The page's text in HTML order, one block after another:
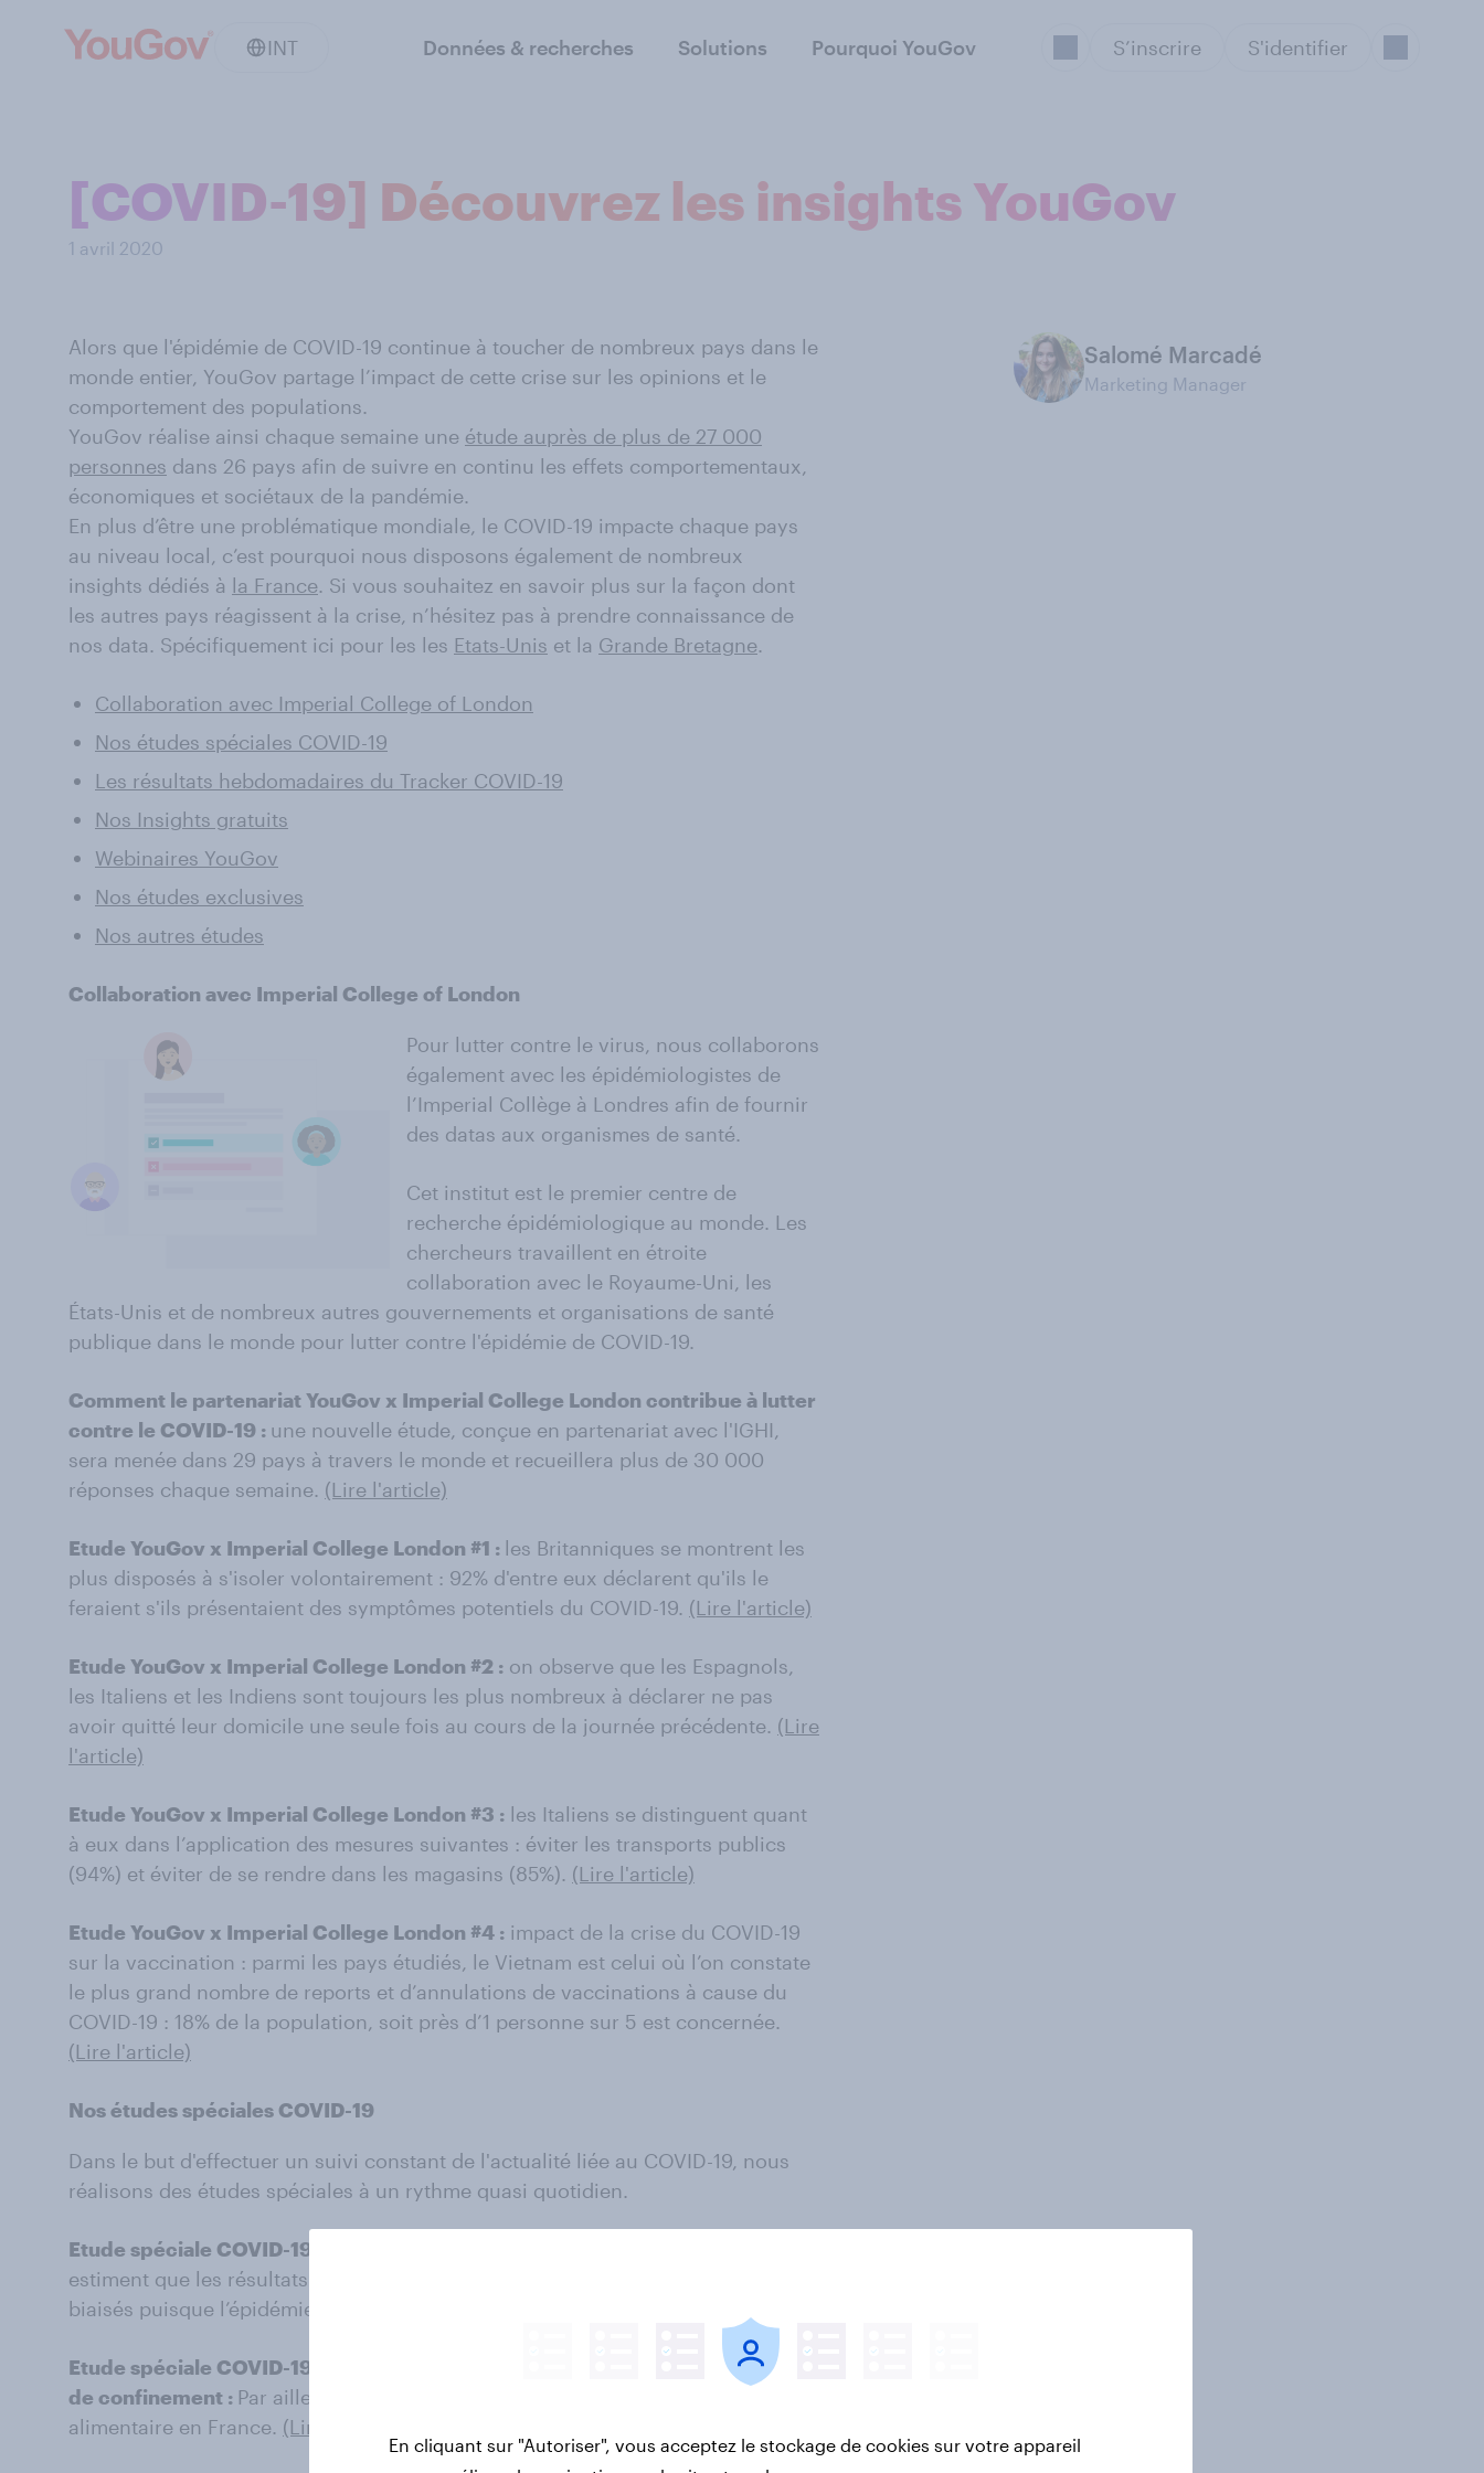
INT Données & recherches Solutions Pourquoi YouGov S’inscrire S'identifier
[COVID-19] Découvrez les insights YouGov
1 avril 2020
Alors que l'épidémie de COVID-19 continue à toucher de nombreux pays dans le
monde entier, YouGov partage l’impact de cette crise sur les opinions et le
comportement des populations.
YouGov réalise ainsi chaque semaine une étude auprès de plus de 27 000
personnes dans 26 pays afin de suivre en continu les effets comportementaux,
économiques et sociétaux de la pandémie.
En plus d’être une problématique mondiale, le COVID-19 impacte chaque pays
au niveau local, c’est pourquoi nous disposons également de nombreux
insights dédiés à la France. Si vous souhaitez en savoir plus sur la façon dont
les autres pays réagissent à la crise, n’hésitez pas à prendre connaissance de
nos data. Spécifiquement ici pour les les Etats-Unis et la Grande Bretagne.
Collaboration avec Imperial College of London
Nos études spéciales COVID-19
Les résultats hebdomadaires du Tracker COVID-19
Nos Insights gratuits
Webinaires YouGov
Nos études exclusives
Nos autres études
Collaboration avec Imperial College of London
Pour lutter contre le virus, nous collaborons
également avec les épidémiologistes de
l’Imperial Collège à Londres afin de fournir
des datas aux organismes de santé.
Cet institut est le premier centre de
recherche épidémiologique au monde. Les
chercheurs travaillent en étroite
collaboration avec le Royaume-Uni, les
États-Unis et de nombreux autres gouvernements et organisations de santé
publique dans le monde pour lutter contre l'épidémie de COVID-19.
Comment le partenariat YouGov x Imperial College London contribue à lutter
contre le COVID-19 : une nouvelle étude, conçue en partenariat avec l'IGHI,
sera menée dans 29 pays à travers le monde et recueillera plus de 30 000
réponses chaque semaine. (Lire l'article)
Etude YouGov x Imperial College London #1 : les Britanniques se montrent les
plus disposés à s'isoler volontairement : 92% d'entre eux déclarent qu'ils le
feraient s'ils présentaient des symptômes potentiels du COVID-19. (Lire l'article)
Etude YouGov x Imperial College London #2 : on observe que les Espagnols,
les Italiens et les Indiens sont toujours les plus nombreux à déclarer ne pas
avoir quitté leur domicile une seule fois au cours de la journée précédente. (Lire
l'article)
Etude YouGov x Imperial College London #3 : les Italiens se distinguent quant
à eux dans l’application des mesures suivantes : éviter les transports publics
(94%) et éviter de se rendre dans les magasins (85%). (Lire l'article)
Etude YouGov x Imperial College London #4 : impact de la crise du COVID-19
sur la vaccination : parmi les pays étudiés, le Vietnam est celui où l’on constate
le plus grand nombre de reports et d’annulations de vaccinations à cause du
COVID-19 : 18% de la population, soit près d’1 personne sur 5 est concernée.
(Lire l'article)
Nos études spéciales COVID-19
Dans le but d'effectuer un suivi constant de l'actualité liée au COVID-19, nous
réalisons des études spéciales à un rythme quasi quotidien.
Etude spéciale COVID-19 #1 - YouGov x Le HuffPost :
estiment que les résultats du premier tour des élections municipales sont
biaisés puisque l’épidémie a provoqué un fort taux d’abstention.
Etude spéciale COVID-19 #2 - 62% des Français vivent bien les premiers jours
de confinement : Par ailleurs, 25% des Français redoutent une pénurie
alimentaire en France. (Lire l'article)
Salomé Marcadé
Marketing Manager
En cliquant sur "Autoriser", vous acceptez le stockage de cookies sur votre appareil